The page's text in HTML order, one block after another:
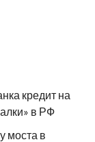
кредит на
в РФ
моста в